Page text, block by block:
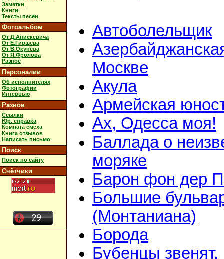
Заметки
Книги
Тексты песен
Фотоальбом
От Д.Анискевича
От Е.Гиршева
От В.Окунева
От Я.Фролова
Разное
Персоналии
Об исполнителях
Фотографии
Интервью
Разное
Ссылки
Юр. справка
Комната смеха
Книга отзывов
Написать письмо
Поиск
Поиск по сайту
Счётчики
Автоболельщик
Москве
Акула
Армейская
Ах, Одесса моя!
Баллада о
моряке
Барон фон дер
Большие
(Монтаниана)
Борода
Бубенцы звенят,